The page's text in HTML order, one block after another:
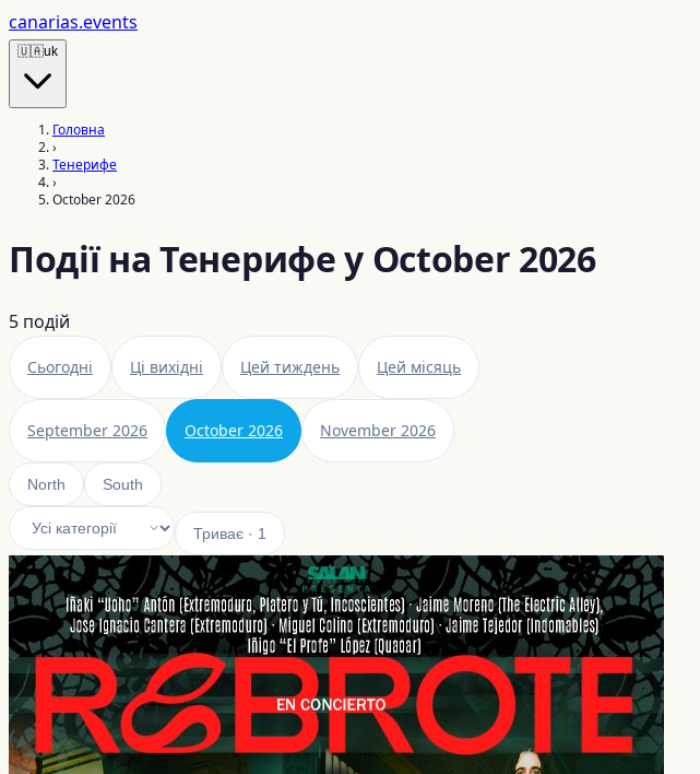
canarias.events
🇺🇦uk
Головна
›
Тенерифе
›
October 2026
Події на Тенерифе у October 2026
5 подій
Сьогодні Ці вихідні Цей тиждень Цей місяць
September 2026 October 2026 November 2026
North South
Триває · 1